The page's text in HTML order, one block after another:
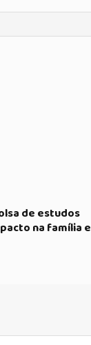
de estudos
na família e